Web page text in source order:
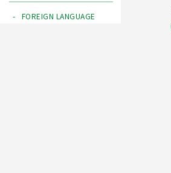
FOREIGN LANGUAGE